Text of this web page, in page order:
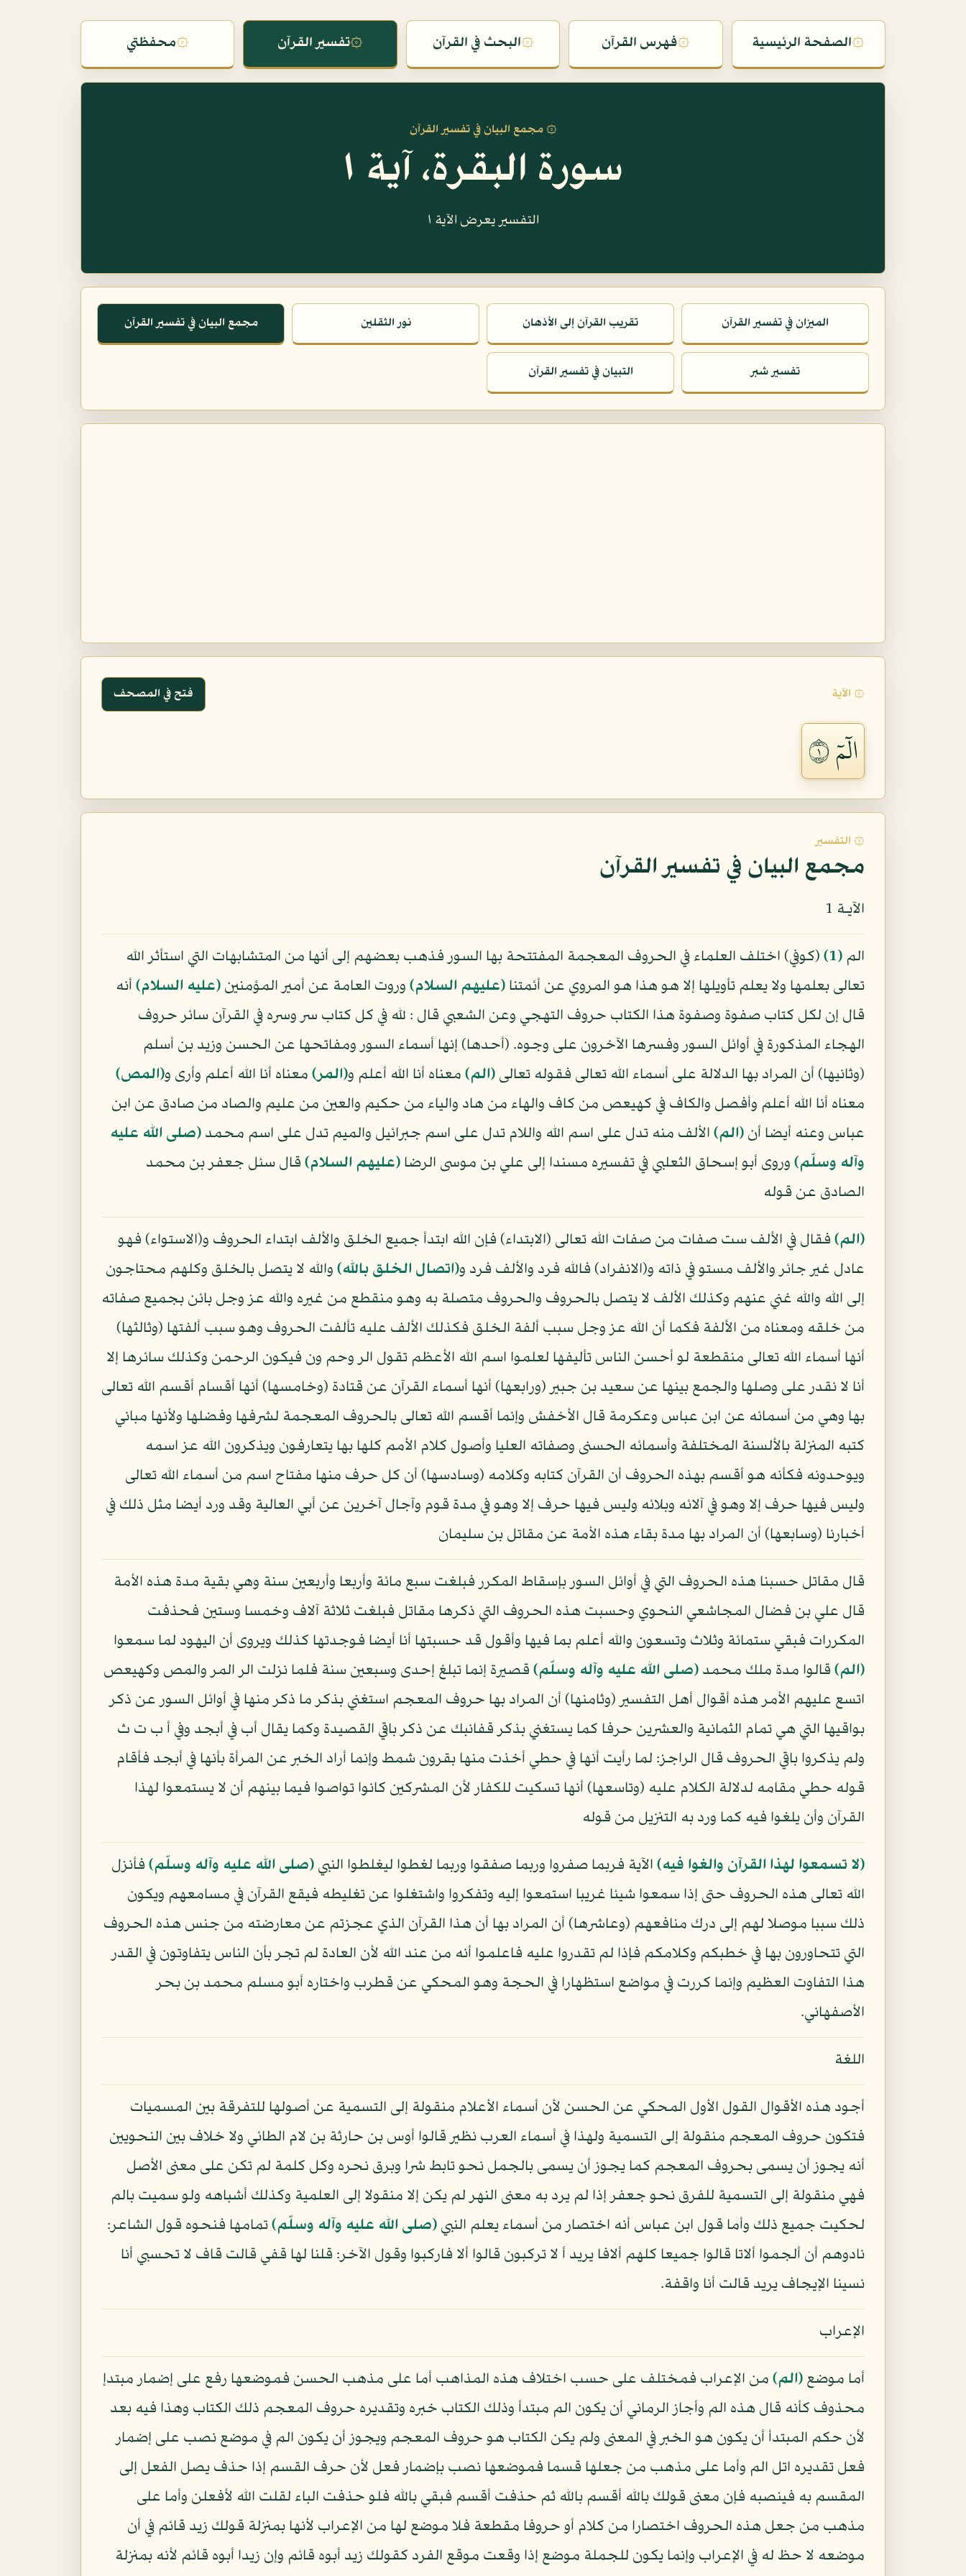
۞الصفحة الرئيسية ۞فهرس القرآن ۞البحث في القرآن ۞تفسير القرآن ۞محفظتي
۞ مجمع البيان في تفسير القرآن
سورة البقرة، آية ١
التفسير يعرض الآية ١
الميزان في تفسير القرآن تقريب القرآن إلى الأذهان نور الثقلين مجمع البيان في تفسير القرآن
تفسير شبر التبيان في تفسير القرآن
۞ الآية فتح في المصحف
الٓمٓ ١
۞ التفسير
مجمع البيان في تفسير القرآن
الآيـة 1
الم ﴿1﴾
(كوفي) اختلف العلماء في الحروف المعجمة المفتتحة بها السور فذهب بعضهم إلى أنها من المتشابهات التي استأثر الله
تعالى بعلمها ولا يعلم تأويلها إلا هو هذا هو المروي عن أئمتنا (عليهم السلام) وروت العامة عن أمير المؤمنين (عليه السلام) أنه
قال إن لكل كتاب صفوة وصفوة هذا الكتاب حروف التهجي وعن الشعبي قال : لله في كل كتاب سر وسره في القرآن سائر حروف
الهجاء المذكورة في أوائل السور وفسرها الآخرون على وجوه. (أحدها) إنها أسماء السور ومفاتحها عن الحسن وزيد بن أسلم
(وثانيها) أن المراد بها الدلالة على أسماء الله تعالى فقوله تعالى ﴿الم﴾ معناه أنا الله أعلم و﴿المر﴾ معناه أنا الله أعلم وأرى و﴿المص﴾
معناه أنا الله أعلم وأفصل والكاف في كهيعص من كاف والهاء من هاد والياء من حكيم والعين من عليم والصاد من صادق عن ابن
عباس وعنه أيضا أن ﴿الم﴾ الألف منه تدل على اسم الله واللام تدل على اسم جبرائيل والميم تدل على اسم محمد (صلى الله عليه
وآله وسلّم) وروى أبو إسحاق الثعلبي في تفسيره مسندا إلى علي بن موسى الرضا (عليهم السلام) قال سئل جعفر بن محمد
الصادق عن قوله
﴿الم﴾ فقال في الألف ست صفات من صفات الله تعالى (الابتداء) فإن الله ابتدأ جميع الخلق والألف ابتداء الحروف و(الاستواء) فهو
عادل غير جائر والألف مستو في ذاته و(الانفراد) فالله فرد والألف فرد و(اتصال الخلق بالله) والله لا يتصل بالخلق وكلهم محتاجون
إلى الله والله غني عنهم وكذلك الألف لا يتصل بالحروف والحروف متصلة به وهو منقطع من غيره والله عز وجل بائن بجميع صفاته
من خلقه ومعناه من الألفة فكما أن الله عز وجل سبب ألفة الخلق فكذلك الألف عليه تألفت الحروف وهو سبب ألفتها (وثالثها)
أنها أسماء الله تعالى منقطعة لو أحسن الناس تأليفها لعلموا اسم الله الأعظم تقول الر وحم ون فيكون الرحمن وكذلك سائرها إلا
أنا لا نقدر على وصلها والجمع بينها عن سعيد بن جبير (ورابعها) أنها أسماء القرآن عن قتادة (وخامسها) أنها أقسام أقسم الله تعالى
بها وهي من أسمائه عن ابن عباس وعكرمة قال الأخفش وإنما أقسم الله تعالى بالحروف المعجمة لشرفها وفضلها ولأنها مباني
كتبه المنزلة بالألسنة المختلفة وأسمائه الحسنى وصفاته العليا وأصول كلام الأمم كلها بها يتعارفون ويذكرون الله عز اسمه
ويوحدونه فكأنه هو أقسم بهذه الحروف أن القرآن كتابه وكلامه (وسادسها) أن كل حرف منها مفتاح اسم من أسماء الله تعالى
وليس فيها حرف إلا وهو في آلائه وبلائه وليس فيها حرف إلا وهو في مدة قوم وآجال آخرين عن أبي العالية وقد ورد أيضا مثل ذلك في
أخبارنا (وسابعها) أن المراد بها مدة بقاء هذه الأمة عن مقاتل بن سليمان
قال مقاتل حسبنا هذه الحروف التي في أوائل السور بإسقاط المكرر فبلغت سبع مائة وأربعا وأربعين سنة وهي بقية مدة هذه الأمة
قال علي بن فضال المجاشعي النحوي وحسبت هذه الحروف التي ذكرها مقاتل فبلغت ثلاثة آلاف وخمسا وستين فحذفت
المكررات فبقي ستمائة وثلاث وتسعون والله أعلم بما فيها وأقول قد حسبتها أنا أيضا فوجدتها كذلك ويروى أن اليهود لما سمعوا
﴿الم﴾ قالوا مدة ملك محمد (صلى الله عليه وآله وسلّم) قصيرة إنما تبلغ إحدى وسبعين سنة فلما نزلت الر المر والمص وكهيعص
اتسع عليهم الأمر هذه أقوال أهل التفسير (وثامنها) أن المراد بها حروف المعجم استغني بذكر ما ذكر منها في أوائل السور عن ذكر
بواقيها التي هي تمام الثمانية والعشرين حرفا كما يستغني بذكر قفانبك عن ذكر باقي القصيدة وكما يقال أب في أبجد وفي أ ب ت ث
ولم يذكروا باقي الحروف قال الراجز: لما رأيت أنها في حطي أخذت منها بقرون شمط وإنما أراد الخبر عن المرأة بأنها في أبجد فأقام
قوله حطي مقامه لدلالة الكلام عليه (وتاسعها) أنها تسكيت للكفار لأن المشركين كانوا تواصوا فيما بينهم أن لا يستمعوا لهذا
القرآن وأن يلغوا فيه كما ورد به التنزيل من قوله
﴿لا تسمعوا لهذا القرآن والغوا فيه﴾ الآية فربما صفروا وربما صفقوا وربما لغطوا ليغلطوا النبي (صلى الله عليه وآله وسلّم) فأنزل
الله تعالى هذه الحروف حتى إذا سمعوا شيئا غريبا استمعوا إليه وتفكروا واشتغلوا عن تغليطه فيقع القرآن في مسامعهم ويكون
ذلك سببا موصلا لهم إلى درك منافعهم (وعاشرها) أن المراد بها أن هذا القرآن الذي عجزتم عن معارضته من جنس هذه الحروف
التي تتحاورون بها في خطبكم وكلامكم فإذا لم تقدروا عليه فاعلموا أنه من عند الله لأن العادة لم تجر بأن الناس يتفاوتون في القدر
هذا التفاوت العظيم وإنما كررت في مواضع استظهارا في الحجة وهو المحكي عن قطرب واختاره أبو مسلم محمد بن بحر
الأصفهاني.
اللغة
أجود هذه الأقوال القول الأول المحكي عن الحسن لأن أسماء الأعلام منقولة إلى التسمية عن أصولها للتفرقة بين المسميات
فتكون حروف المعجم منقولة إلى التسمية ولهذا في أسماء العرب نظير قالوا أوس بن حارثة بن لام الطائي ولا خلاف بين النحويين
أنه يجوز أن يسمى بحروف المعجم كما يجوز أن يسمى بالجمل نحو تابط شرا وبرق نحره وكل كلمة لم تكن على معنى الأصل
فهي منقولة إلى التسمية للفرق نحو جعفر إذا لم يرد به معنى النهر لم يكن إلا منقولا إلى العلمية وكذلك أشباهه ولو سميت بالم
لحكيت جميع ذلك وأما قول ابن عباس أنه اختصار من أسماء يعلم النبي (صلى الله عليه وآله وسلّم)تمامها فنحوه قول الشاعر:
نادوهم أن ألجموا ألاتا قالوا جميعا كلهم ألافا يريد أ لا تركبون قالوا ألا فاركبوا وقول الآخر: قلنا لها قفي قالت قاف لا تحسبي أنا
نسينا الإيجاف يريد قالت أنا واقفة.
الإعراب
أما موضع ﴿الم﴾ من الإعراب فمختلف على حسب اختلاف هذه المذاهب أما على مذهب الحسن فموضعها رفع على إضمار مبتدإ
محذوف كأنه قال هذه الم وأجاز الرماني أن يكون الم مبتدأ وذلك الكتاب خبره وتقديره حروف المعجم ذلك الكتاب وهذا فيه بعد
لأن حكم المبتدأ أن يكون هو الخبر في المعنى ولم يكن الكتاب هو حروف المعجم ويجوز أن يكون الم في موضع نصب على إضمار
فعل تقديره اتل الم وأما على مذهب من جعلها قسما فموضعها نصب بإضمار فعل لأن حرف القسم إذا حذف يصل الفعل إلى
المقسم به فينصبه فإن معنى قولك بالله أقسم بالله ثم حذفت أقسم فبقي بالله فلو حذفت الباء لقلت الله لأفعلن وأما على
مذهب من جعل هذه الحروف اختصارا من كلام أو حروفا مقطعة فلا موضع لها من الإعراب لأنها بمنزلة قولك زيد قائم في أن
موضعه لا حظ له في الإعراب وإنما يكون للجملة موضع إذا وقعت موقع الفرد كقولك زيد أبوه قائم وإن زيدا أبوه قائم لأنه بمنزلة